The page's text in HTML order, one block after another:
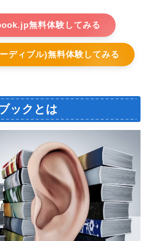
無料体験してみる
ディブル)無料体験してみる
ックとは